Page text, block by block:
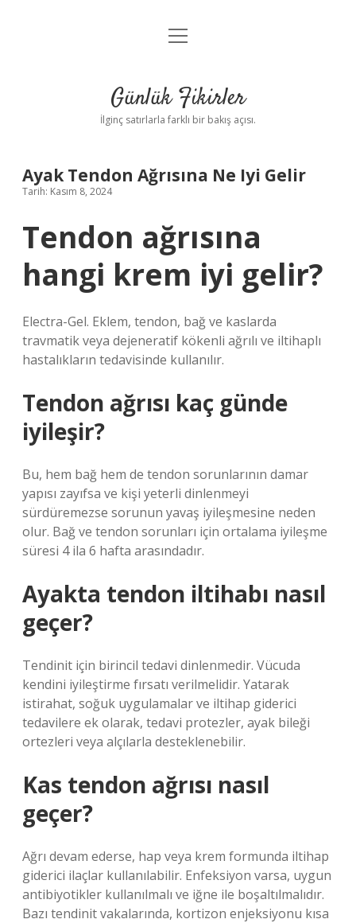
Anasayfa
Yasal Uyarı
menüyü
Günlük Fikirler
İlginç satırlarla farklı bir bakış açısı.
Ayak Tendon Ağrısına Ne Iyi Gelir
Tarih: Kasım 8, 2024
Tendon ağrısına
hangi krem iyi gelir?
Electra-Gel. Eklem, tendon, bağ ve kaslarda
travmatik veya dejeneratif kökenli ağrılı ve iltihaplı
hastalıkların tedavisinde kullanılır.
Tendon ağrısı kaç günde
iyileşir?
Bu, hem bağ hem de tendon sorunlarının damar
yapısı zayıfsa ve kişi yeterli dinlenmeyi
sürdüremezse sorunun yavaş iyileşmesine neden
olur. Bağ ve tendon sorunları için ortalama iyileşme
süresi 4 ila 6 hafta arasındadır.
Ayakta tendon iltihabı nasıl
geçer?
Tendinit için birincil tedavi dinlenmedir. Vücuda
kendini iyileştirme fırsatı verilmelidir. Yatarak
istirahat, soğuk uygulamalar ve iltihap giderici
tedavilere ek olarak, tedavi protezler, ayak bileği
ortezleri veya alçılarla desteklenebilir.
Kas tendon ağrısı nasıl
geçer?
Ağrı devam ederse, hap veya krem ​​formunda iltihap
giderici ilaçlar kullanılabilir. Enfeksiyon varsa, uygun
antibiyotikler kullanılmalı ve iğne ile boşaltılmalıdır.
Bazı tendinit vakalarında, kortizon enjeksiyonu kısa